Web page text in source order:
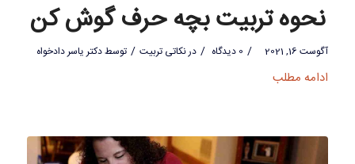
نحوه تربیت بچه حرف گوش کن
آگوست 16, 2021 / 0 دیدگاه / درنکاتی تربیت / توسطدکتر یاسر دادخواه
ادامه مطلب